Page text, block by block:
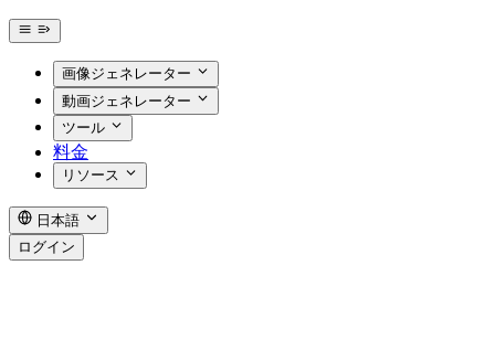
画像ジェネレーター
動画ジェネレーター
ツール
料金
リソース
日本語
ログイン